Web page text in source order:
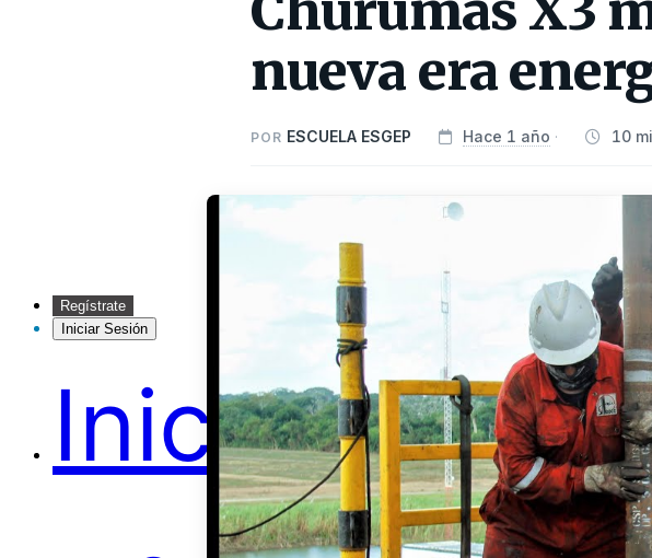
Regístrate
Iniciar Sesión
Inicio
nueva era
POR ESCUELA ESGEP Hace 1 año · 10